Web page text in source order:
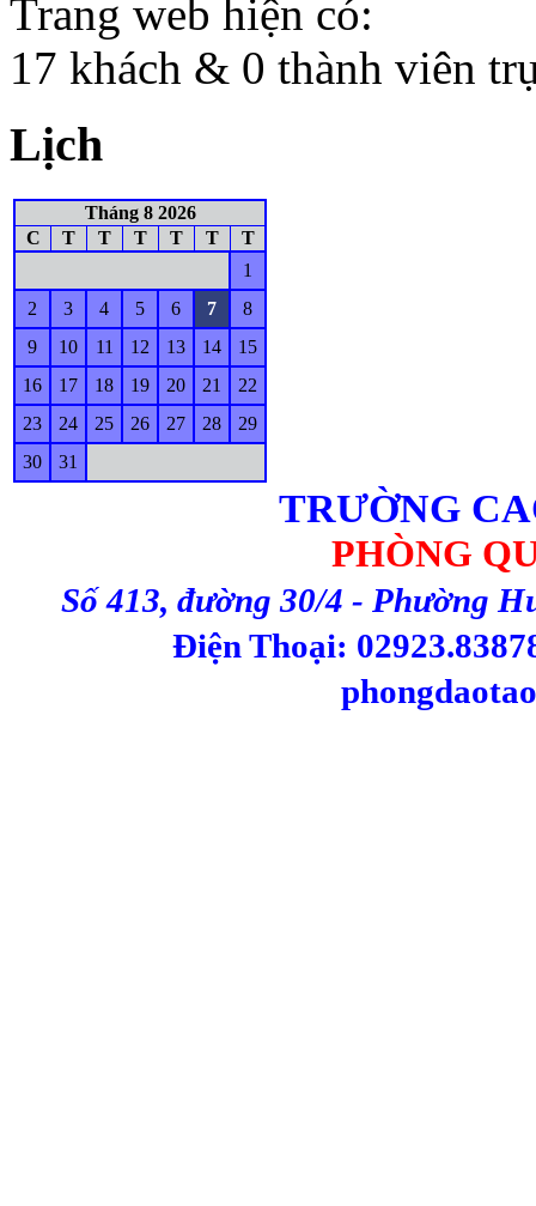
Trang web hiện có:
17 khách & 0 thành viên
Lịch
Tháng 8 2026
C
T T T T T
T
1
2
3 4 5 6 7
8
9
10 11 12 13 14
15
16
17 18 19 20 21
22
23
24 25 26 27 28
29
30
31
TRƯỜNG
PHÒNG
Số 413, đường 30/4 - Phường
Điện Thoại: